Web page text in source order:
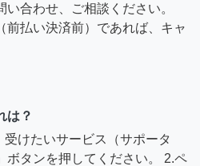
合わせ、ご相談ください。
払い決済前）であれば、キャ
は？
けたいサービス（サポータ
ボタンを押してください。 2.ペ